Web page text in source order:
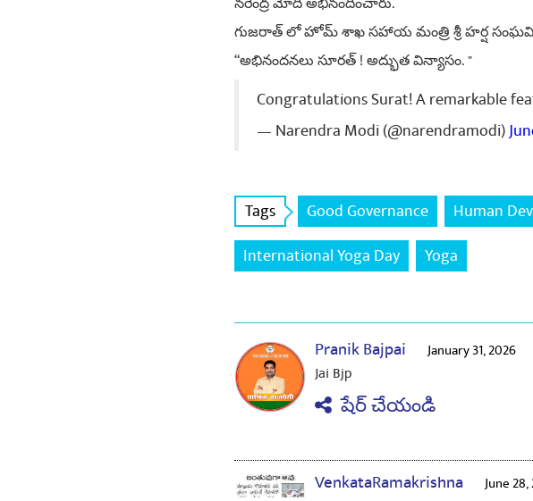
గుజరాత్ లో హోమ్ శాఖ సహాయ మంత్రి శ్రీ హర్ష సంఘవి
“అభినందనలు సూరత్ ! అద్భుత విన్యాసం. "
Congratulations Surat! A remarkable
— Narendra Modi (@narendramodi)
Tags Good Governance Human
International Yoga Day
Yoga
Pranik Bajpai January 31, 2026
Jai Bjp
షేర్ చేయండి
VenkataRamakrishna June